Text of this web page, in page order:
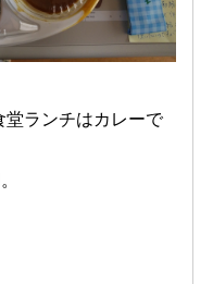
堂ランチはカレーで